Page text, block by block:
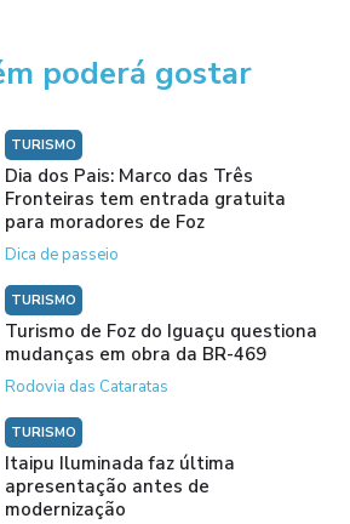
poderá gostar
TURISMO
Dia dos Pais: Marco das Três
Fronteiras tem entrada gratuita
para moradores de Foz
Dica de passeio
TURISMO
Turismo de Foz do Iguaçu questiona
mudanças em obra da BR-469
Rodovia das Cataratas
TURISMO
Itaipu Iluminada faz última
apresentação antes de
modernização